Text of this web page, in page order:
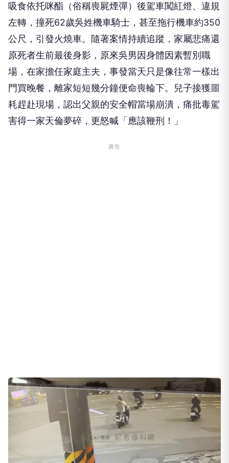
左轉，撞死62歲吳姓機車騎士，甚至拖行機車約350
公尺，引發火燒車。隨著案情持續追蹤，家屬悲痛還
原死者生前最後身影，原來吳男因身體因素暫別職
場，在家擔任家庭主夫，事發當天只是像往常一樣出
門買晚餐，離家短短幾分鐘便命喪輪下。兒子接獲噩
耗趕赴現場，認出父親的安全帽當場崩潰，痛批毒駕
害得一家天倫夢碎，更怒喊「應該鞭刑！」
廣告